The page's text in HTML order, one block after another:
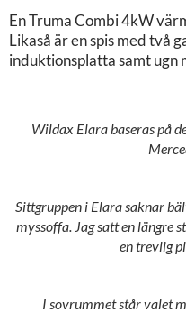
En Truma Combi 4kW
Likaså är en spis med två
induktionsplatta samt ugn
Wildax Elara baseras på
Sittgruppen i Elara saknar
myssoffa. Jag satt en längre
en trevlig
I sovrummet står valet